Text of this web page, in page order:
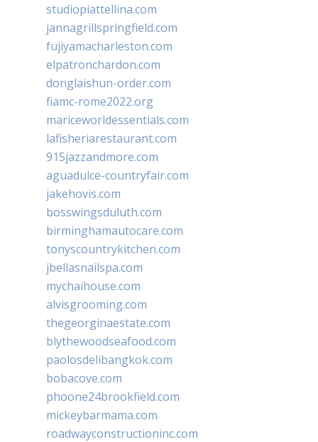
studiopiattellina.com
jannagrillspringfield.com
fujiyamacharleston.com
elpatronchardon.com
donglaishun-order.com
fiamc-rome2022.org
mariceworldessentials.com
lafisheriarestaurant.com
915jazzandmore.com
aguadulce-countryfair.com
jakehovis.com
bosswingsduluth.com
birminghamautocare.com
tonyscountrykitchen.com
jbellasnailspa.com
mychaihouse.com
alvisgrooming.com
thegeorginaestate.com
blythewoodseafood.com
paolosdelibangkok.com
bobacove.com
phoone24brookfield.com
mickeybarmama.com
roadwayconstructioninc.com